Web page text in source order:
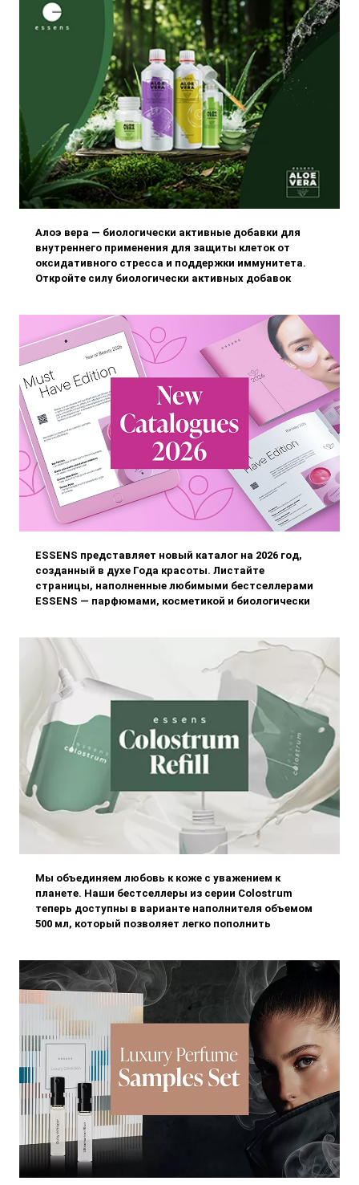
Алоэ вера — биологически активные добавки для
внутреннего применения для защиты клеток от
оксидативного стресса и поддержки иммунитета.
Откройте силу биологически активных добавок
ESSENS представляет новый каталог на 2026 год,
созданный в духе Года красоты. Листайте
страницы, наполненные любимыми бестселлерами
ESSENS — парфюмами, косметикой и биологически
Мы объединяем любовь к коже с уважением к
планете. Наши бестселлеры из серии Colostrum
теперь доступны в варианте наполнителя объемом
500 мл, который позволяет легко пополнить